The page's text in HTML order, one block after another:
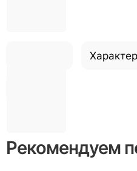
Рекомендуем